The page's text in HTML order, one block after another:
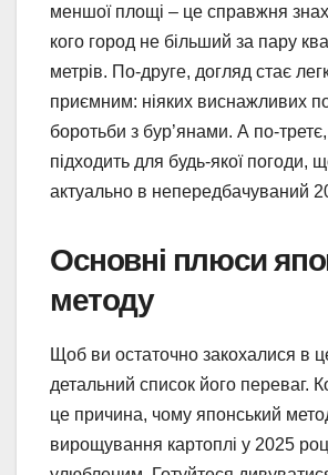
меншої площі – це справжня
кого город не більший за пару
метрів. По-друге, догляд стає
приємним: ніяких виснажливих
боротьби з бур’янами. А по-
підходить для будь-якої погоди,
актуально в непередбачуваний
Основні плюси
методу
Щоб ви остаточно закохалися в
детальний список його переваг.
це причина, чому японський
вирощування картоплі у 2025